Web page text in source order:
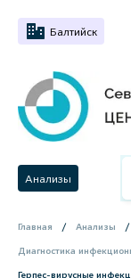
Балтийск
Анализы
Главная Анализы
Диагностика
Герпес-вирусные